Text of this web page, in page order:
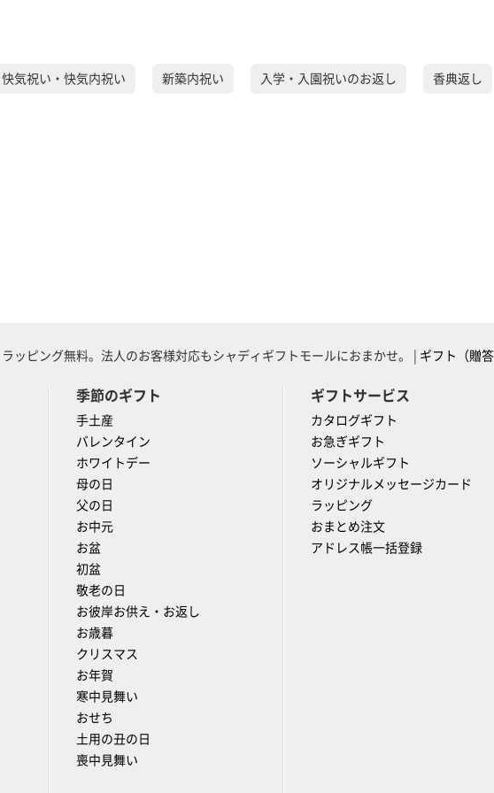
快気祝い・快気内祝い 新築内祝い 入学・入園祝いのお返し 香典返し
ッピング無料。法人のお客様対応もシャディギフトモールにおまかせ。 | ギフト（贈
季節のギフト
手土産
バレンタイン
ホワイトデー
母の日
父の日
お中元
お盆
初盆
敬老の日
お彼岸お供え・お返し
お歳暮
クリスマス
お年賀
寒中見舞い
おせち
土用の丑の日
喪中見舞い
ギフトサービス
カタログギフト
お急ぎギフト
ソーシャルギフト
オリジナルメッセージカード
ラッピング
おまとめ注文
アドレス帳一括登録